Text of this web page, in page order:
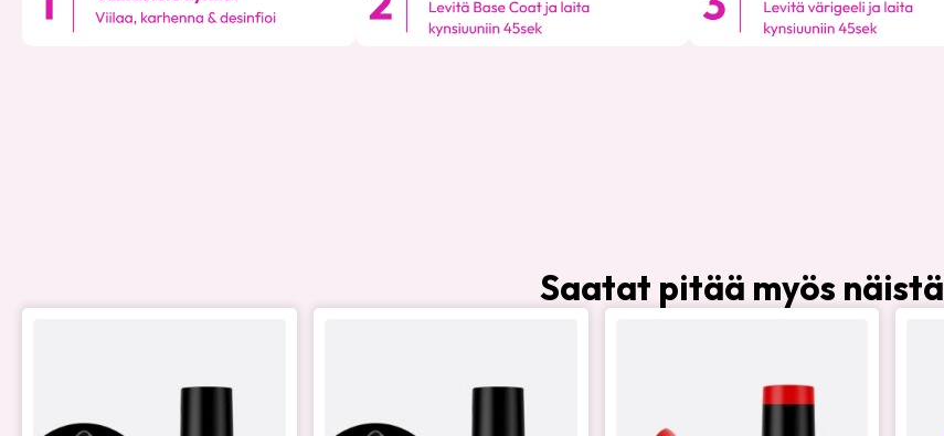
Saatat pitää myös näistä